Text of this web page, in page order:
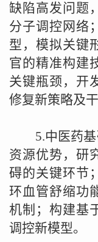
缺陷高发问题
分子调控网络
型，模拟关键
官的精准构建
关键瓶颈，开
修复新策略及
5.中医药
资源优势，研
碍的关键环节
环血管舒缩功
机制；构建基
调控新模型。